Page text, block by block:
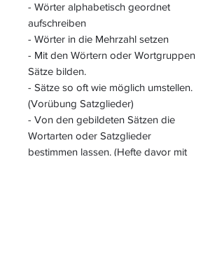
- Wörter alphabetisch geordnet
aufschreiben
- Wörter in die Mehrzahl setzen
- Mit den Wörtern oder Wortgruppen
Sätze bilden.
- Sätze so oft wie möglich umstellen.
(Vorübung Satzglieder)
- Von den gebildeten Sätzen die
Wortarten oder Satzglieder
bestimmen lassen. (Hefte davor mit